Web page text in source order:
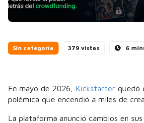
Sin categoría 379 vistas 6
En mayo de 2026, Kickstarter quedó
polémica que encendió a miles de
La plataforma anunció cambios en